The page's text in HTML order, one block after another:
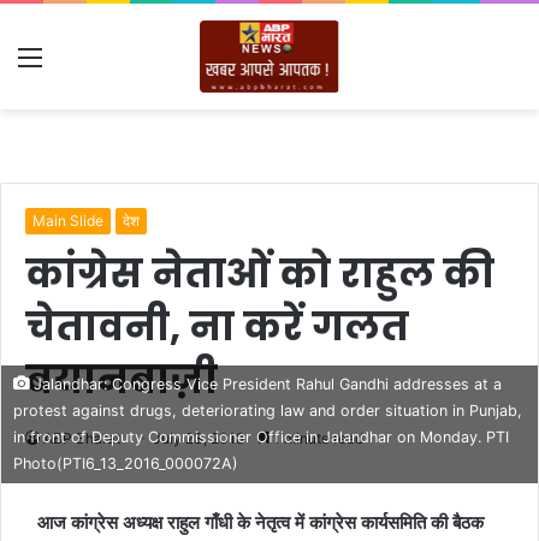
Menu
Main Slide देश
कांग्रेस नेताओं को राहुल की
चेतावनी, ना करें गलत
बयानबाज़ी
ABP Bharat July 23, 2018 1 minute read
Jalandhar: Congress Vice President Rahul Gandhi addresses at a
protest against drugs, deteriorating law and order situation in Punjab,
in front of Deputy Commissioner Office in Jalandhar on Monday. PTI
Photo(PTI6_13_2016_000072A)
आज कांग्रेस अध्यक्ष राहुल गाँधी के नेतृत्व में कांग्रेस कार्यसमिति की बैठक